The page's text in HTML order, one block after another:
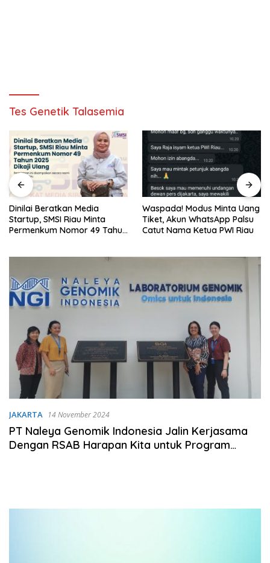
Tes Genetik Talasemia
Waspada! Modus Minta Uang
Tiket, Akun WhatsApp Palsu
Catut Nama Ketua PWI Riau
Sore Ini, Kampar Junior
Hadapi Bima Nusa di
Perempat Final Piala
JAKARTA 14 November 2024
PT Naleya Genomik Indonesia Jalin Kerjasama
Dengan RSAB Harapan Kita untuk Program